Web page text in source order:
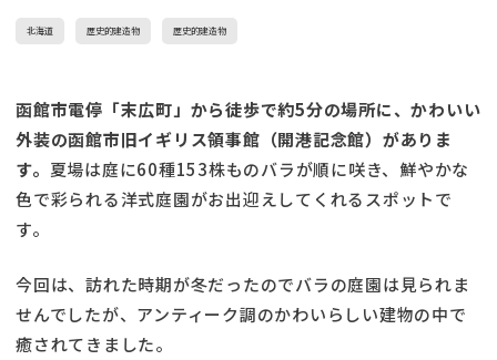
北海道 歴史的建造物 歴史的建造物
函館市電停「末広町」から徒歩で約5分の場所に、かわいい
外装の函館市旧イギリス領事館（開港記念館）がありま
す。 夏場は庭に60種153株ものバラが順に咲き、鮮やかな
色で彩られる洋式庭園がお出迎えしてくれるスポットで
す。
今回は、訪れた時期が冬だったのでバラの庭園は見られま
せんでしたが、アンティーク調のかわいらしい建物の中で
癒されてきました。